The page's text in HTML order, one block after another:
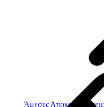
Άμεσες Αποκαταστάσεις